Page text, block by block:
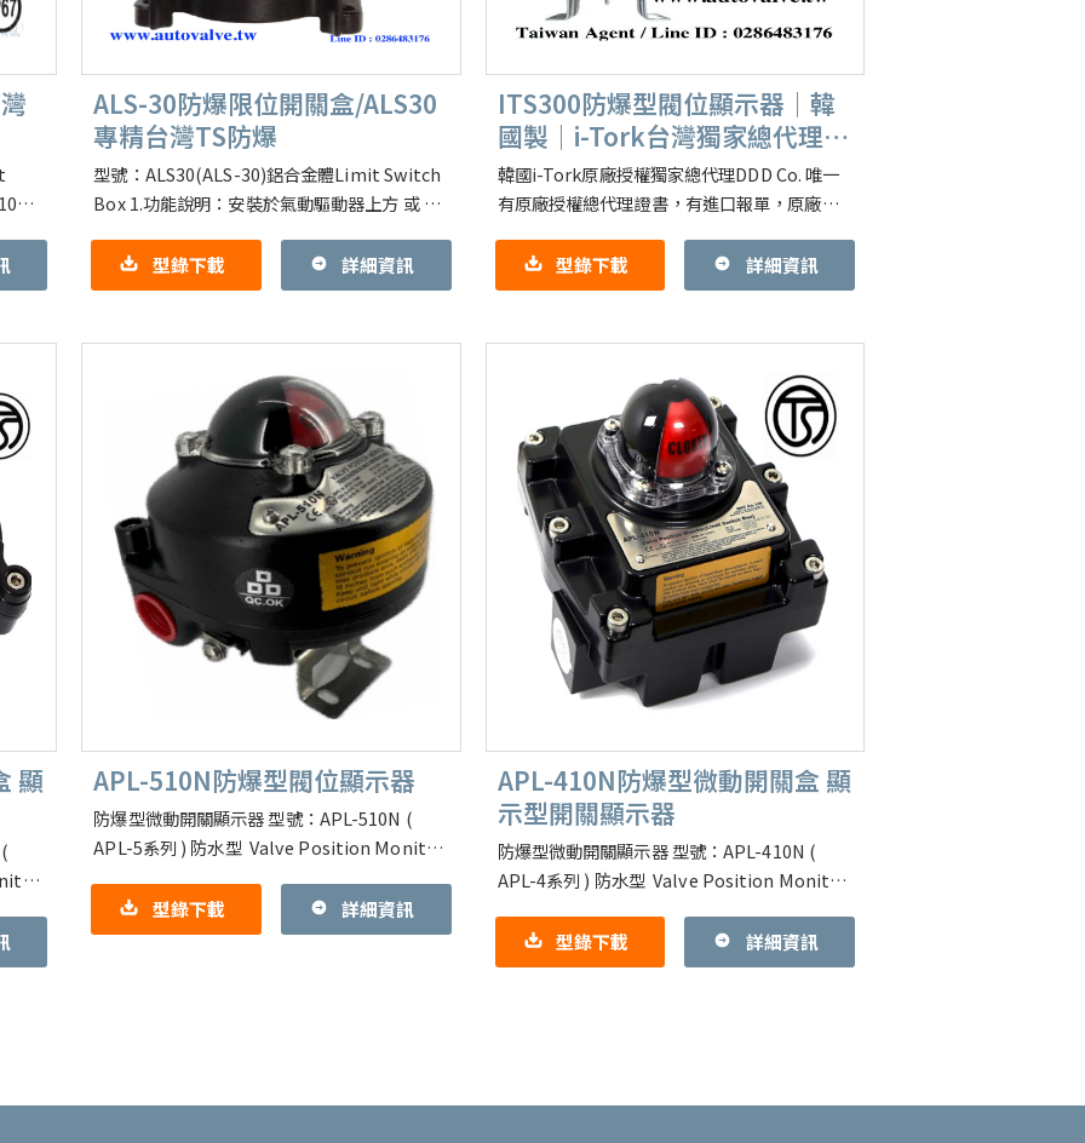
(
ALS-30防爆限位開關盒/ALS30
專精台灣TS防爆
型號：ALS30(ALS-30)鋁合金體Limit Switch
Box 1.功能說明：安裝於氣動驅動器上方 或 手
型錄下載
詳細資訊
ITS300防爆型閥位顯示器｜韓
國製｜i-Tork台灣獨家總代理
DDD Co.
韓國i-Tork原廠授權獨家總代理DDD Co. 唯一
有原廠授權總代理證書，有進口報單，原廠防
型錄下載
詳細資訊
顯 APL-510N防爆型閥位顯示器
防爆型微動開關顯示器 型號：APL-510N (
APL-5系列 ) 防水型 Valve Position Monitor
型錄下載
詳細資訊
APL-410N防爆型微動開關盒 顯
示型開關顯示器
防爆型微動開關顯示器 型號：APL-410N (
APL-4系列 ) 防水型 Valve Position Monitor
型錄下載
詳細資訊